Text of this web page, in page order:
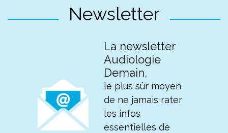
Newsletter
La newsletter
Audiologie
Demain,
le plus sûr moyen
de ne jamais rater
les infos
essentielles de